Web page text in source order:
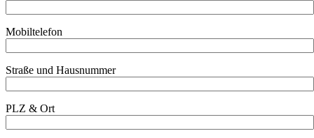
Mobiltelefon
Straße und Hausnummer
PLZ & Ort